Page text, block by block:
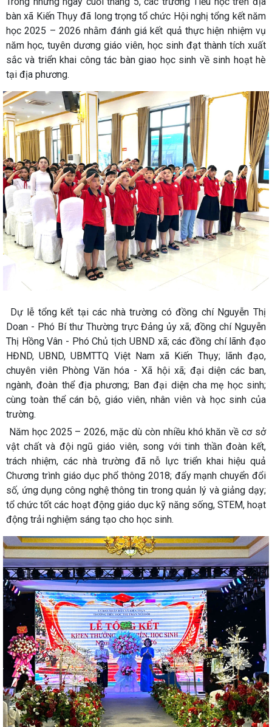
bàn xã Kiến Thụy đã long trọng tổ chức Hội nghị tổng kết năm
học 2025 – 2026 nhằm đánh giá kết quả thực hiện nhiệm vụ
năm học, tuyên dương giáo viên, học sinh đạt thành tích xuất
sắc và triển khai công tác bàn giao học sinh về sinh hoạt hè
tại địa phương.
Dự lễ tổng kết tại các nhà trường có đồng chí Nguyễn Thị
Doan - Phó Bí thư Thường trực Đảng ủy xã; đồng chí Nguyễn
Thị Hồng Vân - Phó Chủ tịch UBND xã; các đồng chí lãnh đạo
HĐND, UBND, UBMTTQ Việt Nam xã Kiến Thụy; lãnh đạo,
chuyên viên Phòng Văn hóa - Xã hội xã; đại diện các ban,
ngành, đoàn thể địa phương; Ban đại diện cha mẹ học sinh;
cùng toàn thể cán bộ, giáo viên, nhân viên và học sinh của
trường.
Năm học 2025 – 2026, mặc dù còn nhiều khó khăn về cơ sở
vật chất và đội ngũ giáo viên, song với tinh thần đoàn kết,
trách nhiệm, các nhà trường đã nỗ lực triển khai hiệu quả
Chương trình giáo dục phổ thông 2018; đẩy mạnh chuyển đổi
số, ứng dụng công nghệ thông tin trong quản lý và giảng dạy;
tổ chức tốt các hoạt động giáo dục kỹ năng sống, STEM, hoạt
động trải nghiệm sáng tạo cho học sinh.